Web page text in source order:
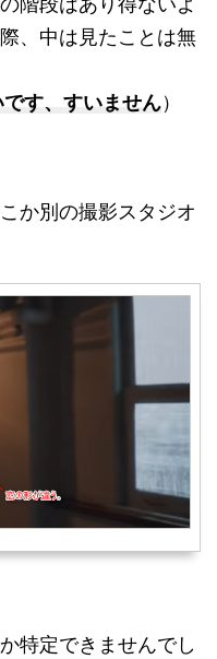
、中は見たことは無
す、すいません）
か別の撮影スタジオ
特定できませんでし